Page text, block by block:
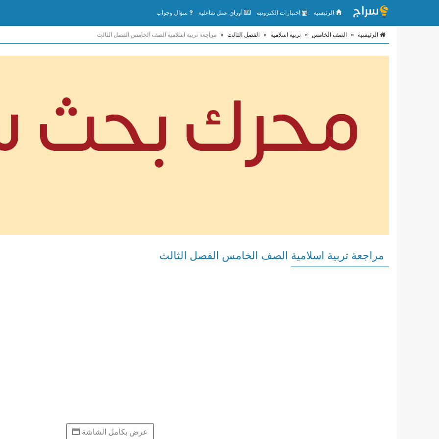
الرئيسية اختبارات الكترونية أوراق عمل تفاعلية سؤال وجواب
الرئيسية » الصف الخامس » تربية اسلامية » الفصل الثالث » مراجعة تربية اسلامية الصف الخامس الفصل الثالث
مراجعة تربية اسلامية الصف الخامس الفصل الثالث
عرض بكامل الشاشة